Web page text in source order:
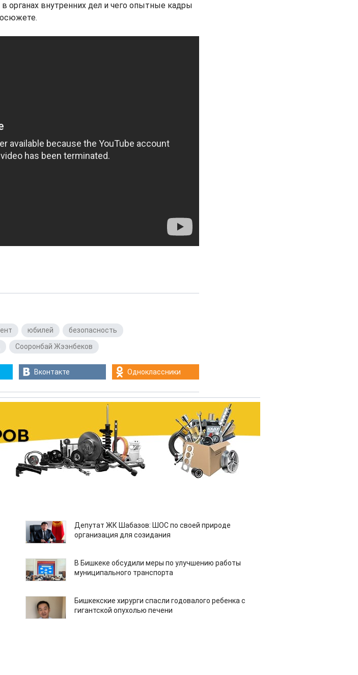
органах внутренних дел и чего опытные кадры
юбилей безопасность
Сооронбай Жээнбеков
Вконтакте Одноклассники
Депутат ЖК Шабазов: ШОС по своей природе
организация для созидания
В Бишкеке обсудили меры по улучшению работы
муниципального транспорта
Бишкекские хирурги спасли годовалого ребенка с
гигантской опухолью печени